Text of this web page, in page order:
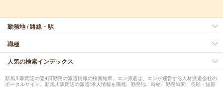
勤務地 / 路線・駅
職種
人気の検索インデックス
新旭川駅周辺の週4日勤務の派遣情報の検索結果。エン派遣は、エンが運営する人材派遣会社の
ポータルサイト。新旭川駅周辺の派遣/求人情報を職種、勤務地、時給、勤務時間、長期・短期